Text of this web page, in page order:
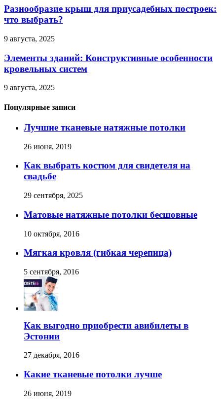
Разнообразие крыш для приусадебных построек:
что выбрать?
9 августа, 2025
Элементы зданий: Конструктивные особенности
кровельных систем
9 августа, 2025
Популярные записи
Лучшие тканевые натяжные потолки
26 июня, 2019
Как выбрать костюм для свидетеля на
свадьбе
29 сентября, 2025
Матовые натяжные потолки бесшовные
10 октября, 2016
Мягкая кровля (гибкая черепица)
5 сентября, 2016
Как выгодно приобрести авибилеты в
Эстонии
27 декабря, 2016
Какие тканевые потолки лучше
26 июня, 2019